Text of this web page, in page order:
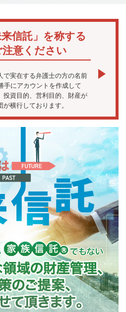
来信託」を称する
意ください
で実在する弁護士の方の名前
手にアカウントを作成して
投資目的、営利目的、財産が
横行しております。